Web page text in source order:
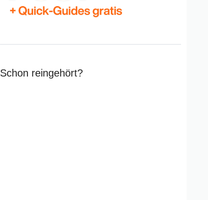
Schon reingehört?